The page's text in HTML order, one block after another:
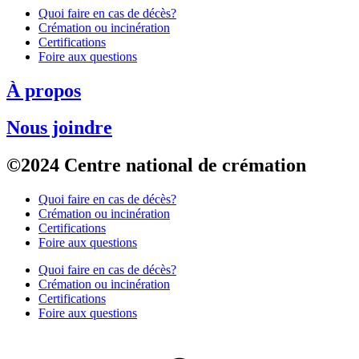
Quoi faire en cas de décès?
Crémation ou incinération
Certifications
Foire aux questions
À propos
Nous joindre
©2024 Centre national de crémation
Quoi faire en cas de décès?
Crémation ou incinération
Certifications
Foire aux questions
Quoi faire en cas de décès?
Crémation ou incinération
Certifications
Foire aux questions